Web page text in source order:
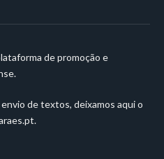
de promoção e
de textos, deixamos aqui o
.